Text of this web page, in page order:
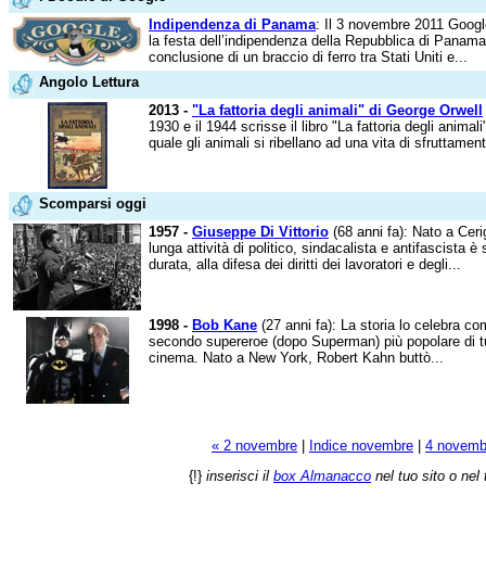
Indipendenza di Panama: Il 3 novembre 2011
la festa dell’indipendenza della Repubblica di
conclusione di un braccio di ferro tra Stati Uniti e...
Angolo Lettura
2013 - "La fattoria degli animali" di George Orwell
1930 e il 1944 scrisse il libro "La fattoria degli
quale gli animali si ribellano ad una vita di
Scomparsi oggi
1957 - Giuseppe Di Vittorio (68 anni fa): Nato a
lunga attività di politico, sindacalista e antifascista è
durata, alla difesa dei diritti dei lavoratori e degli...
1998 - Bob Kane (27 anni fa): La storia lo celebra
secondo supereroe (dopo Superman) più popolare
cinema. Nato a New York, Robert Kahn buttò...
« 2 novembre Indice novembre
4
{!} inserisci il box Almanacco nel tuo sito o nel